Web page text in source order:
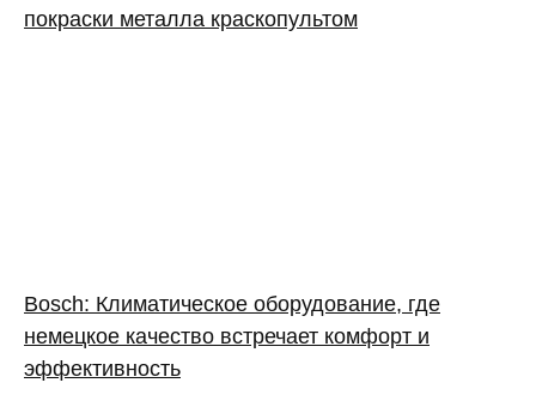
покраски металла краскопультом
Bosch: Климатическое оборудование, где
немецкое качество встречает комфорт и
эффективность